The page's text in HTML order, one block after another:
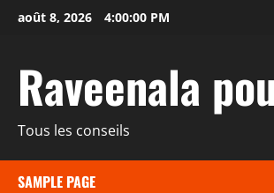
Alleraoût 8, 2026 4:00:01 PM
Raveenala
Tous les conseils
SAMPLE PAGE